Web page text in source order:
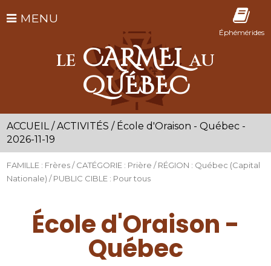
Éphémérides
MENU
LE CARMELAU
QUÉBEC
ACCUEIL /ACTIVITÉS / École d'Oraison - Québec -
2026-11-19
FAMILLE : Frères / CATÉGORIE : Prière / RÉGION : Québec (Capital
Nationale) / PUBLIC CIBLE : Pour tous
École d'Oraison -
Québec